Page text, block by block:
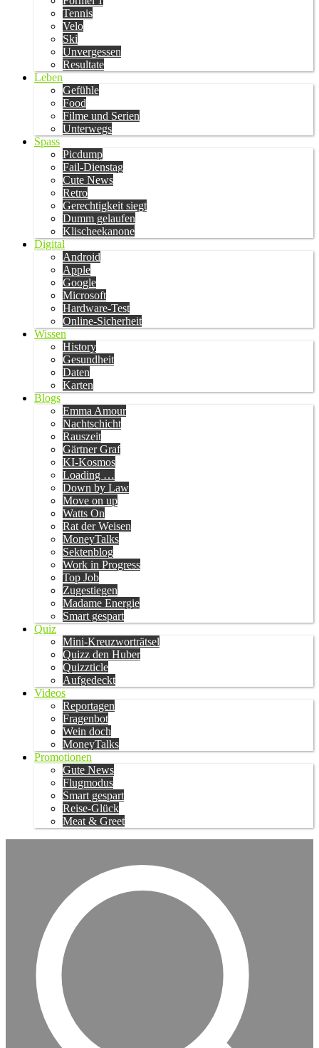
Tennis
Velo
Ski
Unvergessen
Resultate
Leben
Gefühle
Food
Filme und Serien
Unterwegs
Spass
Picdump
Fail-Dienstag
Cute News
Retro
Gerechtigkeit siegt
Dumm gelaufen
Klischeekanone
Digital
Android
Apple
Google
Microsoft
Hardware-Test
Online-Sicherheit
Wissen
History
Gesundheit
Daten
Karten
Blogs
Emma Amour
Nachtschicht
Rauszeit
Gärtner Graf
KI-Kosmos
Loading …
Down by Law
Move on up
Watts On
Rat der Weisen
MoneyTalks
Sektenblog
Work in Progress
Top Job
Zugestiegen
Madame Energie
Smart gespart
Quiz
Mini-Kreuzworträtsel
Quizz den Huber
Quizzticle
Aufgedeckt
Videos
Reportagen
Fragenbot
Wein doch
MoneyTalks
Promotionen
Gute News
Flugmodus
Smart gespart
Reise-Glück
Meat & Greet